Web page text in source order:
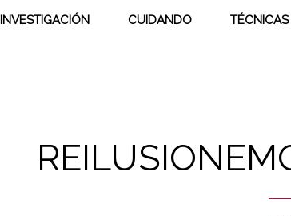
INVESTIGACIÓN CUIDANDO TÉCNICAS